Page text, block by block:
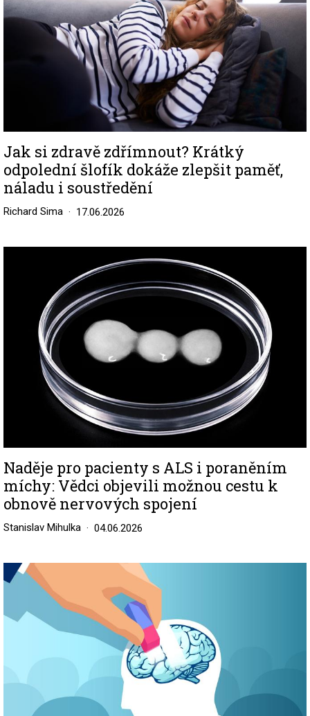
Jak si zdravě zdřímnout? Krátký
odpolední šlofík dokáže zlepšit paměť,
náladu i soustředění
Richard Sima 17.06.2026
Naděje pro pacienty s ALS i poraněním
míchy: Vědci objevili možnou cestu k
obnově nervových spojení
Stanislav Mihulka 04.06.2026
Image